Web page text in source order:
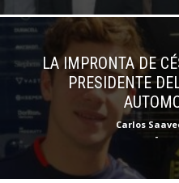
LA IMPRONTA DE
PRESIDENTE
Carlos
-